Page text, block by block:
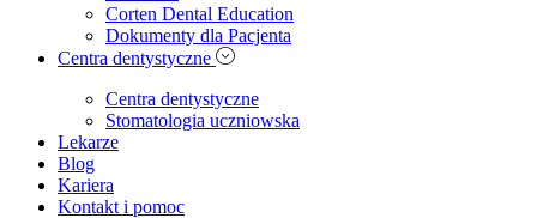
Corten Dental Education
Dokumenty dla Pacjenta
Centra dentystyczne
Centra dentystyczne
Stomatologia uczniowska
Lekarze
Blog
Kariera
Kontakt i pomoc